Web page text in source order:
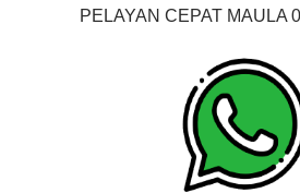
PELAYAN CEPAT MAULA